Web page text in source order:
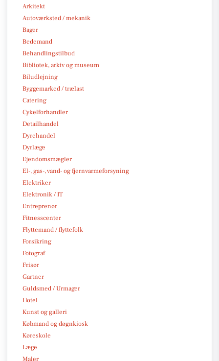
Arkitekt
Autoværksted / mekanik
Bager
Bedemand
Behandlingstilbud
Bibliotek, arkiv og museum
Biludlejning
Byggemarked / trælast
Catering
Cykelforhandler
Detailhandel
Dyrehandel
Dyrlæge
Ejendomsmægler
El-, gas-, vand- og fjernvarmeforsyning
Elektriker
Elektronik / IT
Entreprenør
Fitnesscenter
Flyttemand / flyttefolk
Forsikring
Fotograf
Frisør
Gartner
Guldsmed / Urmager
Hotel
Kunst og galleri
Købmand og døgnkiosk
Køreskole
Læge
Maler